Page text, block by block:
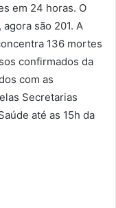
em 24 horas. O
são 201. A
136 mortes
confirmados da
com as
Secretarias
até as 15h da